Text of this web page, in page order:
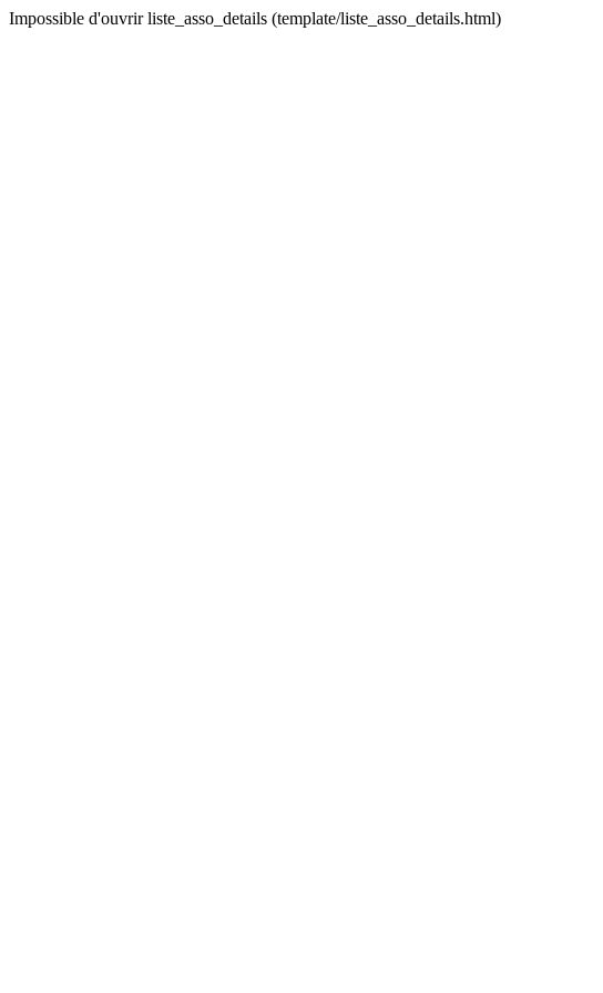
Impossible d'ouvrir liste_asso_details (template/liste_asso_details.html)